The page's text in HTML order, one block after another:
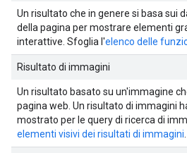
Un risultato che in genere si basa sui
della pagina per mostrare elementi
interattive. Sfoglia l'elenco delle
Risultato di immagini
Un risultato basato su un'immagine
pagina web. Un risultato di immagini
mostrato per le query di ricerca di
elementi visivi dei risultati di immagini